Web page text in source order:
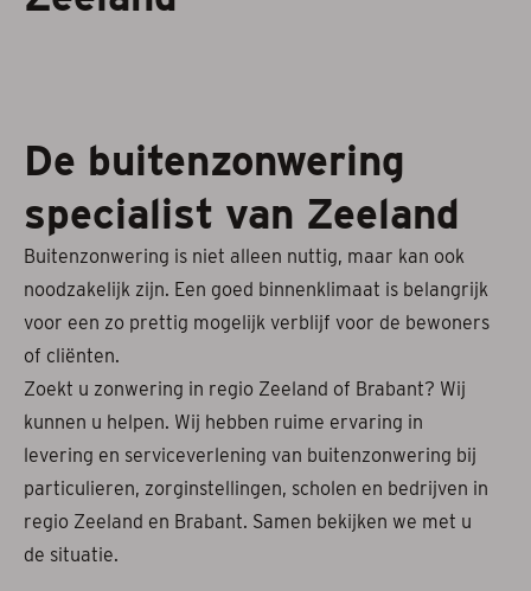
Acties
Afspraak maken
Contact
De buitenzonwering
specialist van Zeeland
Buitenzonwering is niet alleen nuttig, maar kan ook
noodzakelijk zijn. Een goed binnenklimaat is belangrijk
voor een zo prettig mogelijk verblijf voor de bewoners
of cliënten.
Zoekt u zonwering in regio Zeeland of Brabant? Wij
kunnen u helpen. Wij hebben ruime ervaring in
levering en serviceverlening van buitenzonwering bij
particulieren, zorginstellingen, scholen en bedrijven in
regio Zeeland en Brabant. Samen bekijken we met u
de situatie.